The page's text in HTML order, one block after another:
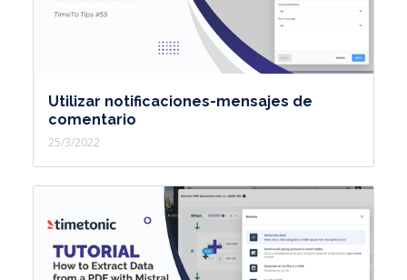
Utilizar notificaciones-mensajes de
comentario
25/3/2022